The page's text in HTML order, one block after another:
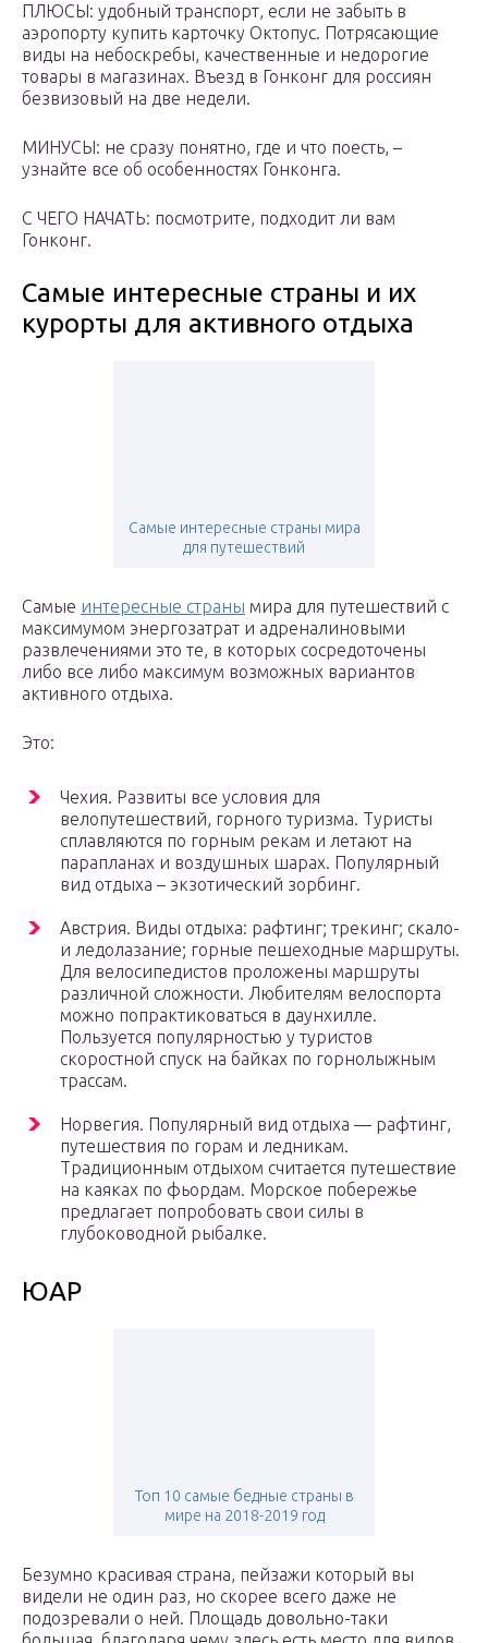
ПЛЮСЫ: удобный транспорт, если не забыть в
аэропорту купить карточку Октопус. Потрясающие
виды на небоскребы, качественные и недорогие
товары в магазинах. Въезд в Гонконг для россиян
безвизовый на две недели.
МИНУСЫ: не сразу понятно, где и что поесть, –
узнайте все об особенностях Гонконга.
С ЧЕГО НАЧАТЬ: посмотрите, подходит ли вам
Гонконг.
Самые интересные страны и их
курорты для активного отдыха
Самые интересные страны мира
для путешествий
Самые интересные страны мира для путешествий с
максимумом энергозатрат и адреналиновыми
развлечениями это те, в которых сосредоточены
либо все либо максимум возможных вариантов
активного отдыха.
Это:
Чехия. Развиты все условия для
велопутешествий, горного туризма. Туристы
сплавляются по горным рекам и летают на
парапланах и воздушных шарах. Популярный
вид отдыха – экзотический зорбинг.
Австрия. Виды отдыха: рафтинг; трекинг; скало-
и ледолазание; горные пешеходные маршруты.
Для велосипедистов проложены маршруты
различной сложности. Любителям велоспорта
можно попрактиковаться в даунхилле.
Пользуется популярностью у туристов
скоростной спуск на байках по горнолыжным
трассам.
Норвегия. Популярный вид отдыха — рафтинг,
путешествия по горам и ледникам.
Традиционным отдыхом считается путешествие
на каяках по фьордам. Морское побережье
предлагает попробовать свои силы в
глубоководной рыбалке.
ЮАР
Топ 10 самые бедные страны в
мире на 2018-2019 год
Безумно красивая страна, пейзажи который вы
видели не один раз, но скорее всего даже не
подозревали о ней. Площадь довольно-таки